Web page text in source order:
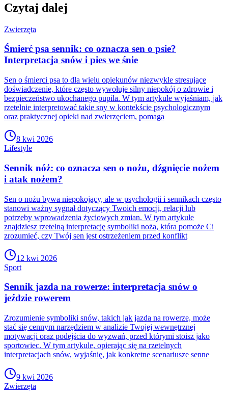
Czytaj dalej
Zwierzęta
Śmierć psa sennik: co oznacza sen o psie?
Interpretacja snów i pies we śnie
Sen o śmierci psa to dla wielu opiekunów niezwykle stresujące
doświadczenie, które często wywołuje silny niepokój o zdrowie i
bezpieczeństwo ukochanego pupila. W tym artykule wyjaśniam, jak
rzetelnie interpretować takie sny w kontekście psychologicznym
oraz praktycznej opieki nad zwierzęciem, pomaga
8 kwi 2026
Lifestyle
Sennik nóż: co oznacza sen o nożu, dźgnięcie nożem
i atak nożem?
Sen o nożu bywa niepokojący, ale w psychologii i sennikach często
stanowi ważny sygnał dotyczący Twoich emocji, relacji lub
potrzeby wprowadzenia życiowych zmian. W tym artykule
znajdziesz rzetelną interpretację symboliki noża, która pomoże Ci
zrozumieć, czy Twój sen jest ostrzeżeniem przed konflikt
12 kwi 2026
Sport
Sennik jazda na rowerze: interpretacja snów o
jeździe rowerem
Zrozumienie symboliki snów, takich jak jazda na rowerze, może
stać się cennym narzędziem w analizie Twojej wewnętrznej
motywacji oraz podejścia do wyzwań, przed którymi stoisz jako
sportowiec. W tym artykule, opierając się na rzetelnych
interpretacjach snów, wyjaśnię, jak konkretne scenariusze senne
9 kwi 2026
Zwierzęta